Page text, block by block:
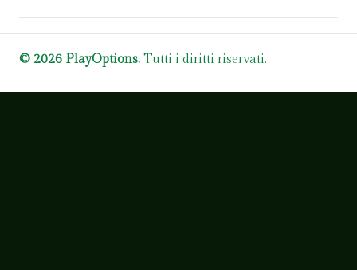
© 2026 PlayOptions. Tutti i diritti riservati.